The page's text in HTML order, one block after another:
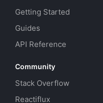
Getting Started
Guides
API Reference
Community
Stack Overflow
Reactiflux